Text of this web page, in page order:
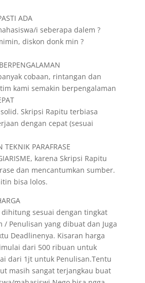
ADA
i seberapa dalem ?
diskon donk min ?
cobaan, rintangan dan
kami semakin berpengalaman
Skripsi Rapitu terbiasa
dengan cepat (sesuai
PARAFRASE
karena Skripsi Rapitu
dan mencantumkan sumber.
bisa lolos.
dihitung sesuai dengan tingkat
/ Penulisan yang dibuat dan Juga
Deadlinenya. Kisaran harga
dari 500 ribuan untuk
dari 1jt untuk Penulisan.Tentu
masih sangat terjangkau buat